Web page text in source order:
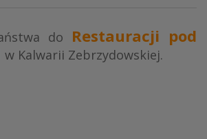
do
Restauracji pod
w Kalwarii Zebrzydowskiej.